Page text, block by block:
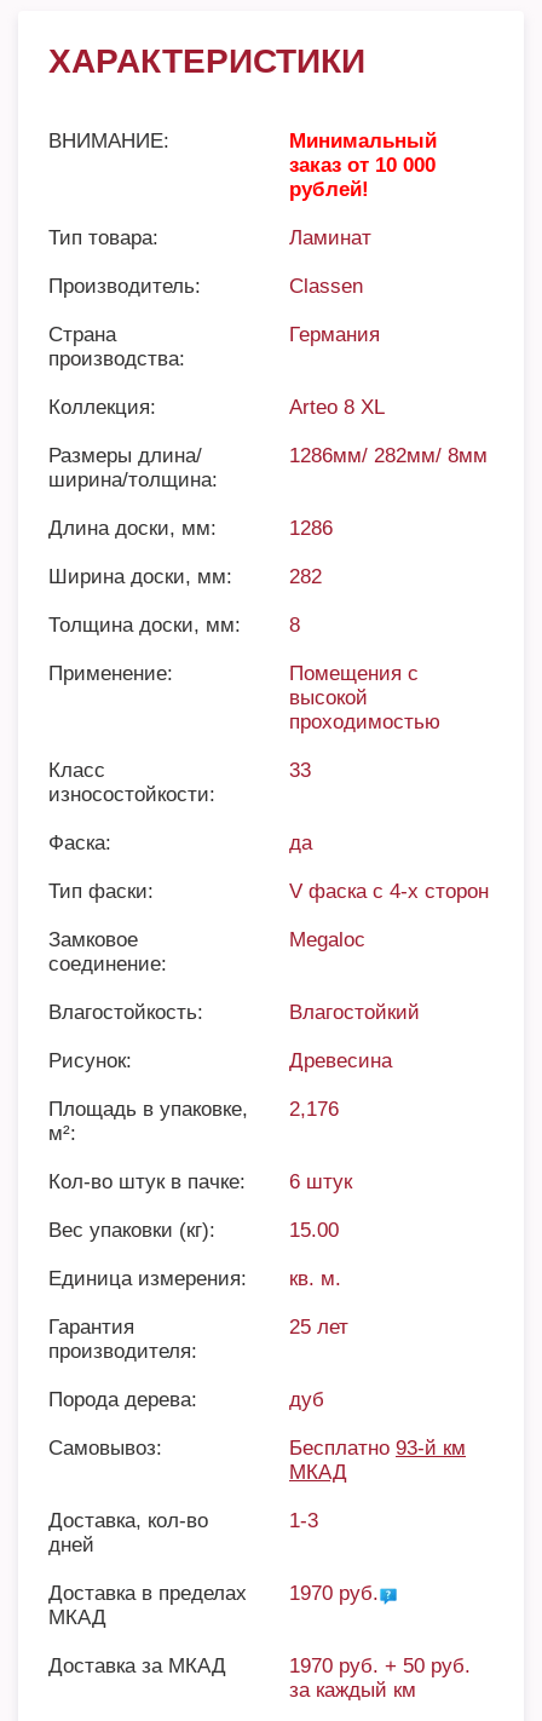
ХАРАКТЕРИСТИКИ
ВНИМАНИЕ:
Минимальный
заказ от 10 000
рублей!
Тип товара: Ламинат
Производитель: Classen
Страна
производства:
Германия
Коллекция: Arteo 8 XL
Размеры длина/
ширина/толщина:
1286мм/ 282мм/ 8мм
Длина доски, мм: 1286
Ширина доски, мм: 282
Толщина доски, мм: 8
Применение:
Помещения с
высокой
проходимостью
Класс
износостойкости:
33
Фаска: да
Тип фаски: V фаска с 4-х сторон
Замковое
соединение:
Megaloc
Влагостойкость: Влагостойкий
Рисунок: Древесина
Площадь в упаковке,
м²:
2,176
Кол-во штук в пачке: 6 штук
Вес упаковки (кг): 15.00
Единица измерения: кв. м.
Гарантия
производителя:
25 лет
Порода дерева: дуб
Самовывоз: Бесплатно 93-й км
МКАД
Доставка, кол-во
дней
1-3
Доставка в пределах
МКАД
1970 руб.
Доставка за МКАД
1970 руб. + 50 руб.
за каждый км